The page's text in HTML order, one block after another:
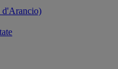
d'Arancio)